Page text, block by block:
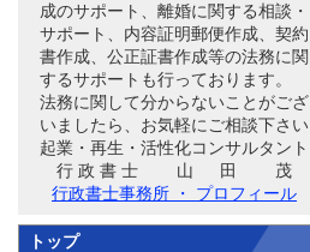
成のサポート、離婚に関する相談・
サポート、内容証明郵便作成、契約
書作成、公正証書作成等の法務に関
するサポートも行っております。
法務に関して分からないことがござ
いましたら、お気軽にご相談下さい
起業・再生・活性化コンサルタント
行 政 書 士 山 田 茂
行政書士事務所 ・ プロフィール
トップ